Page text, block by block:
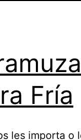
Fría
les importa o